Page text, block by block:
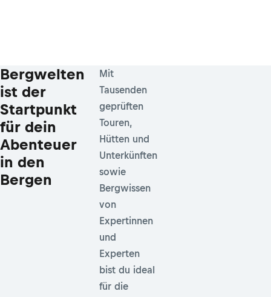
Bergwelten
ist der
Startpunkt
für dein
Abenteuer
in den
Bergen
Mit
Tausenden
geprüften
Touren,
Hütten und
Unterkünften
sowie
Bergwissen
von
Expertinnen
und
Experten
bist du ideal
für die